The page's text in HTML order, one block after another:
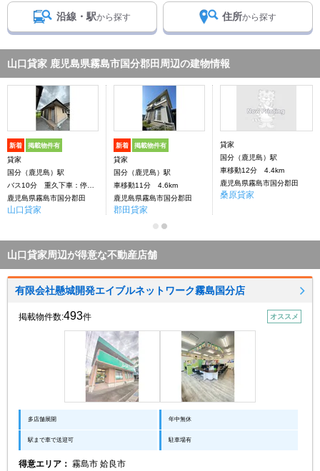
沿線・駅から探す 住所から探す
山口貸家 鹿児島県霧島市国分郡田周辺の建物情報
新着 掲載物件有
貸家
国分（鹿児島）駅
バス10分 重久下車：停歩21分
鹿児島県霧島市国分郡田
山口貸家
新着 掲載物件有
貸家
国分（鹿児島）駅
車移動11分 4.6km
鹿児島県霧島市国分郡田
郡田貸家
貸家
国分（鹿児島）駅
車移動12分 4.4km
鹿児島県霧島市国分郡田
桑原貸家
山口貸家周辺が得意な不動産店舗
有限会社懸城開発エイブルネットワーク霧島国分店
掲載物件数:493件 オススメ
多店舗展開 年中無休
駅まで車で送迎可 駐車場有
得意エリア： 霧島市 姶良市